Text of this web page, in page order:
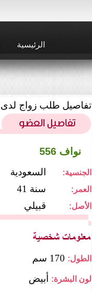
الرئيسية
تفاصيل طلب زواج لدى
نواف 556
السعودية الجنسية:
41 سنة العمر:
قبيلي الأصل:
الطول: 170 سم
لون البشرة: أبيض